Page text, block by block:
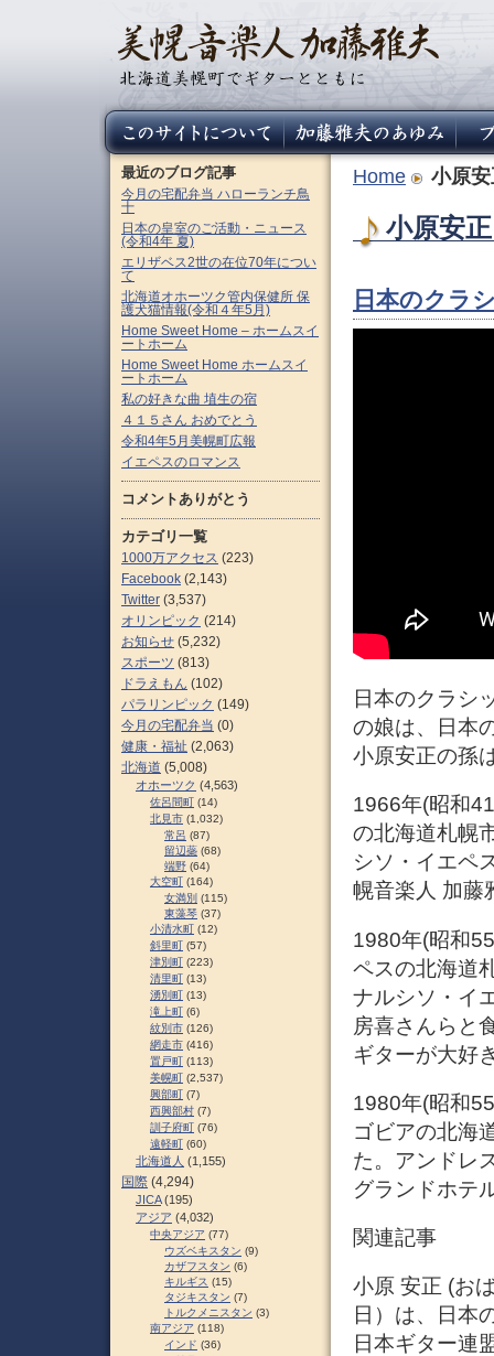
Home 小原
小原安
日本のクラ
日本のクラシ
の娘は、日本
小原安正の孫
1966年(昭和
の北海道札幌
シソ・イエペ
幌音楽人 加藤
1980年(昭和
ペスの北海道
ナルシソ・イ
房喜さんらと
ギターが大好
1980年(昭和
ゴビアの北海
た。アンドレ
グランドホテ
関連記事
小原 安正 (お
日）は、日本
日本ギター連
最近のブログ記事
今月の宅配弁当 ハローランチ鳥
十
日本の皇室のご活動・ニュース
(令和4年 夏)
エリザベス2世の在位70年につい
て
北海道オホーツク管内保健所 保
護犬猫情報(令和４年5月)
Home Sweet Home – ホームスイ
ートホーム
Home Sweet Home ホームスイ
ートホーム
私の好きな曲 埴生の宿
４１５さん おめでとう
令和4年5月美幌町広報
イエペスのロマンス
コメントありがとう
カテゴリ一覧
1000万アクセス (223)
Facebook (2,143)
Twitter (3,537)
オリンピック (214)
お知らせ (5,232)
スポーツ (813)
ドラえもん (102)
パラリンピック (149)
今月の宅配弁当 (0)
健康・福祉 (2,063)
北海道 (5,008)
オホーツク (4,563)
佐呂間町 (14)
北見市 (1,032)
常呂 (87)
留辺蘂 (68)
端野 (64)
大空町 (164)
女満別 (115)
東藻琴 (37)
小清水町 (12)
斜里町 (57)
津別町 (223)
清里町 (13)
湧別町 (13)
滝上町 (6)
紋別市 (126)
網走市 (416)
置戸町 (113)
美幌町 (2,537)
興部町 (7)
西興部村 (7)
訓子府町 (76)
遠軽町 (60)
北海道人 (1,155)
国際 (4,294)
JICA(195)
アジア (4,032)
中央アジア (77)
ウズベキスタン (9)
カザフスタン (6)
キルギス (15)
タジキスタン (7)
トルクメニスタン (3)
南アジア (118)
インド (36)